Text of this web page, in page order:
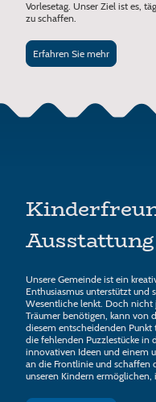
Vorlesetag. Unser Ziel ist es,
zu schaffen.
Erfahren Sie mehr
Ausstattung
Unsere Gemeinde ist ein
Enthusiasmus unterstützt und
Wesentliche lenkt. Doch nicht
Träumer benötigen, kann von
diesem entscheidenden
die fehlenden Puzzlestücke in
innovativen Ideen und einem
an die Frontlinie und schaffen
unseren Kindern ermöglichen,